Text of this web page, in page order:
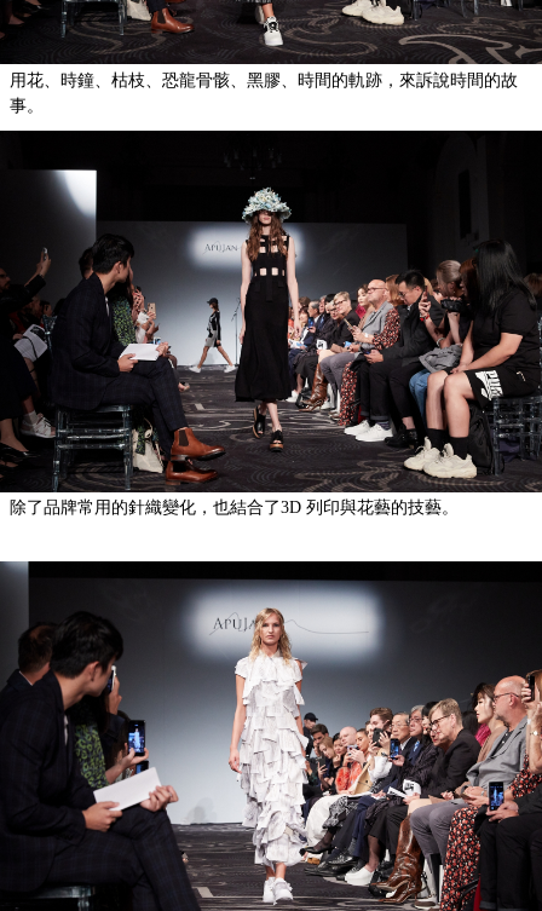
用花、時鐘、枯枝、恐龍骨骸、黑膠、時間的軌跡，來訴說時間的故
事。
除了品牌常用的針織變化，也結合了3D 列印與花藝的技藝。